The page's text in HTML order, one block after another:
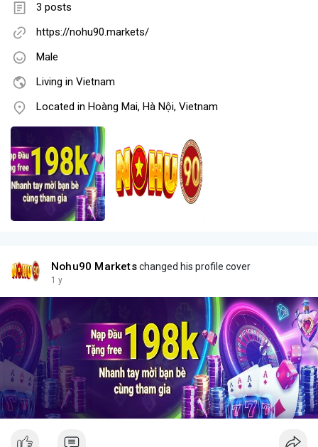
3 posts
https://nohu90.markets/
Male
Living in Vietnam
Located in Hoàng Mai, Hà Nội, Vietnam
Nohu90 Marketschanged his profile cover
1 y